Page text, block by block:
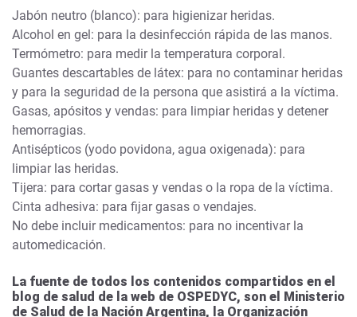
Jabón neutro (blanco): para higienizar heridas.
Alcohol en gel: para la desinfección rápida de las manos.
Termómetro: para medir la temperatura corporal.
Guantes descartables de látex: para no contaminar heridas
y para la seguridad de la persona que asistirá a la víctima.
Gasas, apósitos y vendas: para limpiar heridas y detener
hemorragias.
Antisépticos (yodo povidona, agua oxigenada): para
limpiar las heridas.
Tijera: para cortar gasas y vendas o la ropa de la víctima.
Cinta adhesiva: para fijar gasas o vendajes.
No debe incluir medicamentos: para no incentivar la
automedicación.
La fuente de todos los contenidos compartidos en el
blog de salud de la web de OSPEDYC, son el Ministerio
de Salud de la Nación Argentina, la Organización